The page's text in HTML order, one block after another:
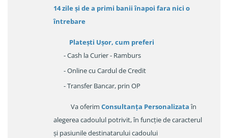
14 zileși de a primi banii înapoi fara nici o
întrebare
Platești Ușor, cum preferi
- Cash la Curier - Ramburs
- Online cu Cardul de Credit
- Transfer Bancar, prin OP
Va oferim Consultanța Personalizataîn
alegerea cadoulul potrivit, în funcție de caracterul
și pasiunile destinatarului cadoului